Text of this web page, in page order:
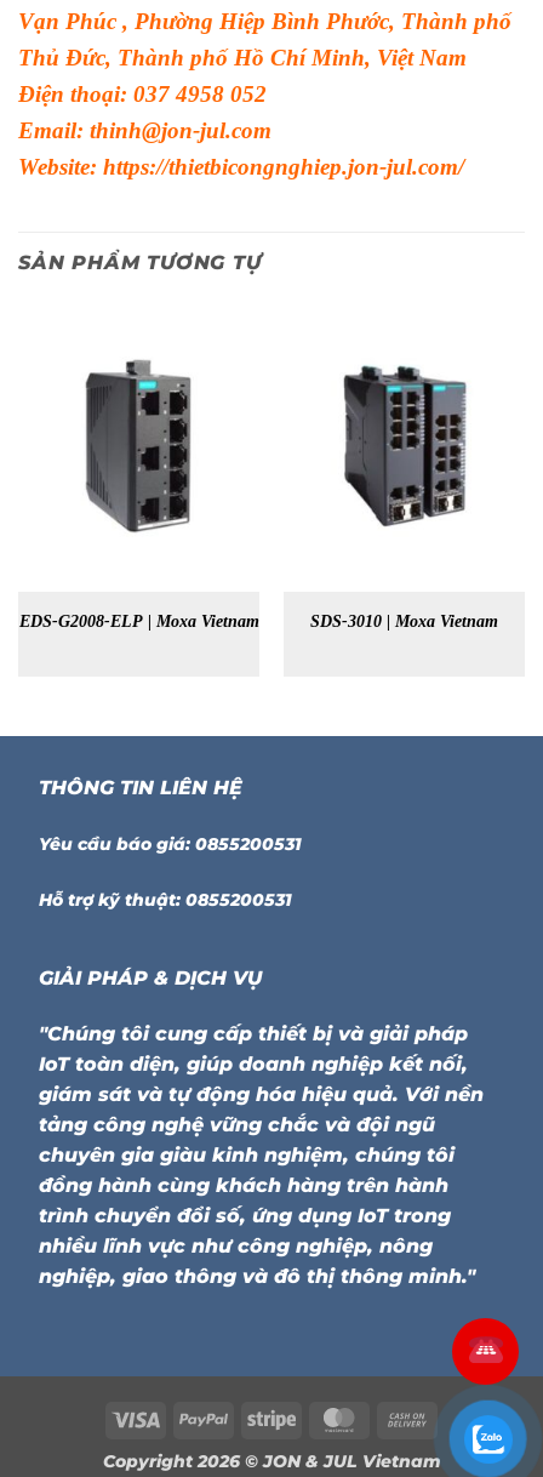
Vạn Phúc , Phường Hiệp Bình Phước, Thành phố
Thủ Đức, Thành phố Hồ Chí Minh, Việt Nam
Điện thoại: 037 4958 052
Email: thinh@jon-jul.com
Website: https://thietbicongnghiep.jon-jul.com/
SẢN PHẨM TƯƠNG TỰ
EDS-G2008-ELP | Moxa Vietnam SDS-3010 | Moxa Vietnam
THÔNG TIN LIÊN HỆ
Yêu cầu báo giá: 0855200531
Hỗ trợ kỹ thuật: 0855200531
GIẢI PHÁP & DỊCH VỤ
"Chúng tôi cung cấp thiết bị và giải pháp
IoT toàn diện, giúp doanh nghiệp kết nối,
giám sát và tự động hóa hiệu quả. Với nền
tảng công nghệ vững chắc và đội ngũ
chuyên gia giàu kinh nghiệm, chúng tôi
đồng hành cùng khách hàng trên hành
trình chuyển đổi số, ứng dụng IoT trong
nhiều lĩnh vực như công nghiệp, nông
nghiệp, giao thông và đô thị thông minh."
Visa PayPalStripe MasterCard
Cash
On
Copyright 2026 ©JON & JUL Vietnam